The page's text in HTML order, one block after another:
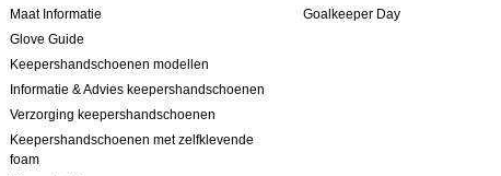
Maat Informatie
Glove Guide
Keepershandschoenen modellen
Informatie & Advies keepershandschoenen
Verzorging keepershandschoenen
Keepershandschoenen met zelfklevende
foam
Goalkeeper Day